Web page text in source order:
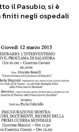
finiti negli ospedali